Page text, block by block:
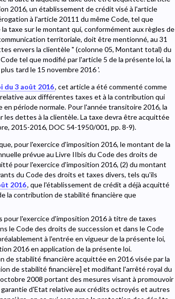
2016, un établissement de crédit visé à l'article
à l'article 20111 du même Code, tel que
taxe sur le montant qui, conformément aux règles de
territoriale, doit être mentionné, au 31
envers la clientèle " (colonne 05, Montant total) du
tel que modifié par l'article 5 de la présente loi, la
tard le 15 novembre 2016 '.
du 3 août 2016, cet article a été commenté comme
aux différentes taxes et à la contribution qui
période normale. Pour l'année transitoire 2016, la
les dettes à la clientèle. La taxe devra être acquittée
2015-2016, DOC 54-1950/001, pp. 8-9).
pour l'exercice d'imposition 2016, le montant de la
prévue au Livre IIbis du Code des droits de
pour l'exercice d'imposition 2016, (2) du montant
du Code des droits et taxes divers, tels qu'ils
2016, que l'établissement de crédit a déjà acquitté
la contribution de stabilité financière que
pour l'exercice d'imposition 2016 à titre de taxes
le Code des droits de succession et dans le Code
à l'entrée en vigueur de la présente loi,
2016 en application de la présente loi.
stabilité financière acquittée en 2016 visée par la
de stabilité financière] et modifiant l'arrêté royal du
2008 portant des mesures visant à promouvoir
d'Etat relative aux crédits octroyés et autres